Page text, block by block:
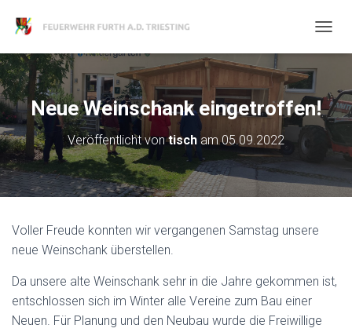
A
G
A
T
U
L
Neue Weinschank eingetroffen!
Veröffentlicht vontisch am05.09.2022
Voller Freude konnten wir vergangenen Samstag unsere
neue Weinschank überstellen.
Da unsere alte Weinschank sehr in die Jahre gekommen ist,
entschlossen sich im Winter alle Vereine zum Bau einer
Neuen. Für Planung und den Neubau wurde die Freiwillige